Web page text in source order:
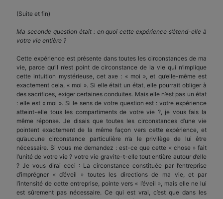
(Suite et fin)
Ma seconde question était : en quoi cette expérience s’étend-elle à
votre vie entière ?
Cette expérience est présente dans toutes les circonstances de ma
vie, parce qu’il n’est point de circonstance de la vie qui n’implique
cette intuition mystérieuse, cet axe : « moi », et qu’elle-même est
exactement cela, « moi ». Si elle était un état, elle pourrait obliger à
des sacrifices, exiger certaines conduites. Mais elle n’est pas un état
: elle est « moi ». Si le sens de votre question est : votre expérience
atteint-elle tous les compartiments de votre vie ?, je vous fais la
même réponse. Je disais que toutes les circonstances d’une vie
pointent exactement de la même façon vers cette expérience, et
qu’aucune circonstance particulière n’a le privilège de lui être
nécessaire. Si vous me demandez : est-ce que cette « chose » fait
l’unité de votre vie ? votre vie gravite-t-elle tout entière autour d’elle
? Je vous dirai ceci : La circonstance constituée par l’entreprise
d’imprégner « d’éveil » toutes les directions de ma vie, et par
l’intensité de cette entreprise, pointe vers « l’éveil », mais elle ne lui
est sûrement pas nécessaire. Ce qui est vrai, c’est que dans les